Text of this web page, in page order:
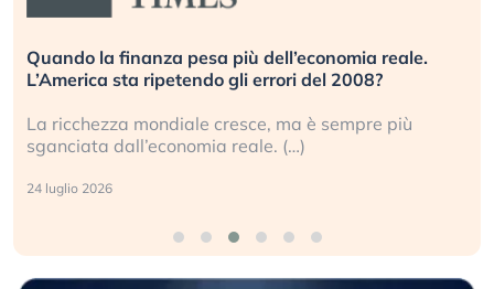
Quando la finanza pesa più dell’economia reale.
L’America sta ripetendo gli errori del 2008?
La ricchezza mondiale cresce, ma è sempre più
sganciata dall’economia reale. (…)
24 luglio 2026